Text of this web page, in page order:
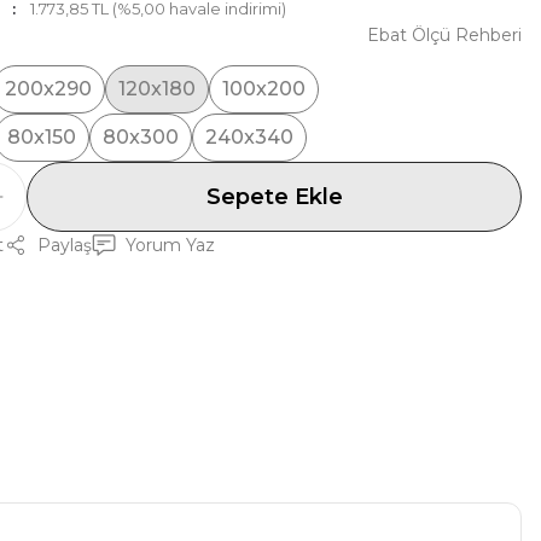
1.773,85 TL (%5,00 havale indirimi)
200x290 120x180 100x200
80x150 80x300 240x340
Ebat Ölçü Rehberi
Sepete Ekle
Paylaş Yorum Yaz